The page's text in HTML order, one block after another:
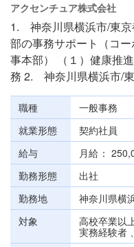
アクセンチュア株式会社
1. 神奈川県横浜市/東京
部の事務サポート（コ
事本部） （１）健康推
務 2. 神奈川県横浜市/
職種
一般事務
就業形態
契約社員
給与
月給
勤務形態
出社
勤務地
神奈川県横
対象
高校卒業以
実務経験者